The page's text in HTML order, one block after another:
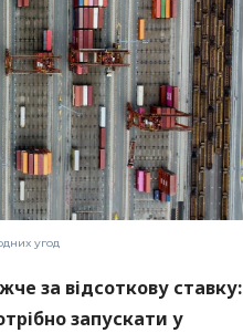
угод
за відсоткову ставку:
запускати у